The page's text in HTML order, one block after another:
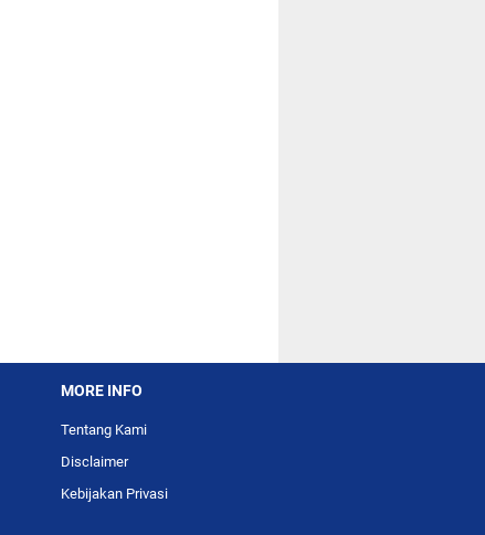
MORE INFO
Tentang Kami
Disclaimer
Kebijakan Privasi